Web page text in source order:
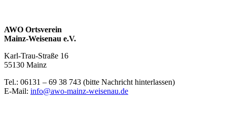
AWO Ortsverein
Mainz-Weisenau e.V.
Karl-Trau-Straße 16
55130 Mainz
Tel.: 06131 – 69 38 743 (bitte Nachricht hinterlassen)
E-Mail: info@awo-mainz-weisenau.de